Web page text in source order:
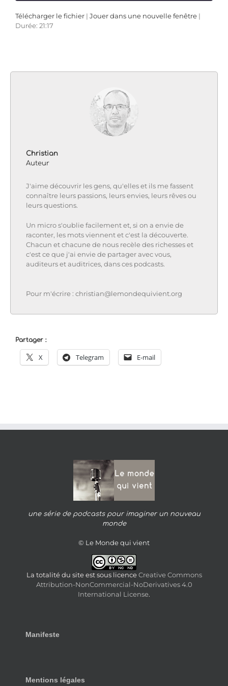
Télécharger le fichier| Jouer dans une nouvelle fenêtre|
Durée: 21:17
Christian
Auteur
J'aime découvrir les gens, qu'elles et ils me fassent
connaître leurs passions, leurs envies, leurs rêves ou
leurs questions.
Un micro s'oublie facilement et, si on a envie de
raconter, les mots viennent et c'est la découverte.
Chacun et chacune de nous recèle des richesses et
c'est ce que j'ai envie de partager avec vous,
auditeurs et auditrices, dans ces podcasts.
Pour m'écrire : christian@lemondequivient.org
Partager :
X Telegram E-mail
une série de podcasts pour imaginer un nouveau
monde
© Le Monde qui vient
La totalité du site est sous licenceCreative Commons
Attribution-NonCommercial-NoDerivatives 4.0
International License.
Manifeste
Mentions légales